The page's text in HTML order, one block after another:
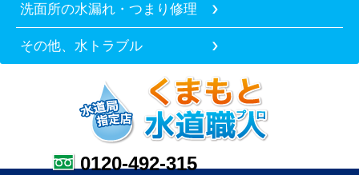
洗面所の水漏れ・つまり修理
その他、水トラブル
0120-492-315